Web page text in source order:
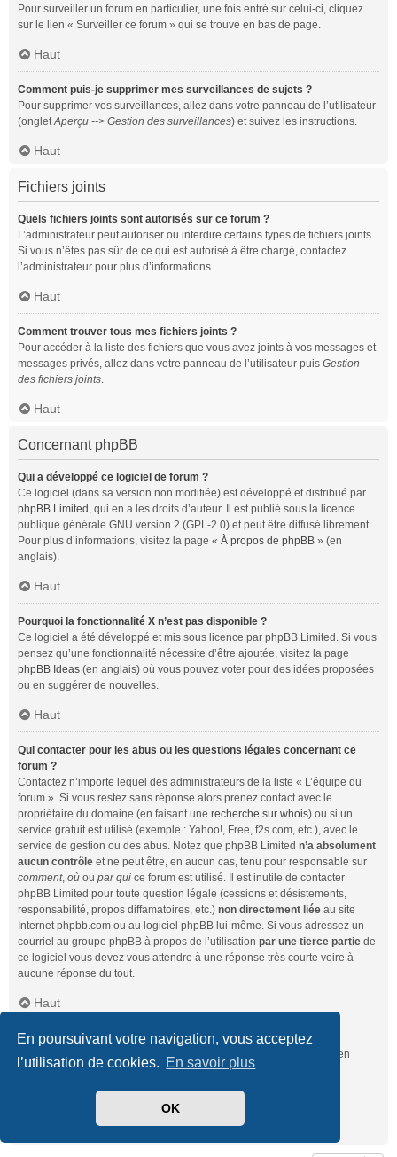
En poursuivant votre navigation, vous acceptez
l’utilisation de cookies. En savoir plus
OK
Pour surveiller un forum en particulier, une fois entré sur celui-ci, cliquez
sur le lien « Surveiller ce forum » qui se trouve en bas de page.
Haut
Comment puis-je supprimer mes surveillances de sujets ?
Pour supprimer vos surveillances, allez dans votre panneau de l’utilisateur
(ongletAperçu --> Gestion des surveillances) et suivez les instructions.
Haut
Fichiers joints
Quels fichiers joints sont autorisés sur ce forum ?
L’administrateur peut autoriser ou interdire certains types de fichiers joints.
Si vous n’êtes pas sûr de ce qui est autorisé à être chargé, contactez
l’administrateur pour plus d’informations.
Haut
Comment trouver tous mes fichiers joints ?
Pour accéder à la liste des fichiers que vous avez joints à vos messages et
messages privés, allez dans votre panneau de l’utilisateur puis Gestion
des fichiers joints.
Haut
Concernant phpBB
Qui a développé ce logiciel de forum ?
Ce logiciel (dans sa version non modifiée) est développé et distribué par
phpBB Limited , qui en a les droits d’auteur. Il est publié sous la licence
publique générale GNU version 2 (GPL-2.0) et peut être diffusé librement.
Pour plus d’informations, visitez la page « À propos de phpBB » (en
anglais).
Haut
Pourquoi la fonctionnalité X n’est pas disponible ?
Ce logiciel a été développé et mis sous licence par phpBB Limited. Si vous
pensez qu’une fonctionnalité nécessite d’être ajoutée, visitez la page
phpBB Ideas (en anglais) où vous pouvez voter pour des idées proposées
ou en suggérer de nouvelles.
Haut
Qui contacter pour les abus ou les questions légales concernant ce
forum ?
Contactez n’importe lequel des administrateurs de la liste « L’équipe du
forum ». Si vous restez sans réponse alors prenez contact avec le
propriétaire du domaine (en faisant une recherche sur whois) ou si un
service gratuit est utilisé (exemple : Yahoo!, Free, f2s.com, etc.), avec le
service de gestion ou des abus. Notez que phpBB Limited n’a absolument
aucun contrôle et ne peut être, en aucun cas, tenu pour responsable sur
comment, où ou par qui ce forum est utilisé. Il est inutile de contacter
phpBB Limited pour toute question légale (cessions et désistements,
responsabilité, propos diffamatoires, etc.) non directement liée au site
Internet phpbb.com ou au logiciel phpBB lui-même. Si vous adressez un
courriel au groupe phpBB à propos de l’utilisation par une tierce partie de
ce logiciel vous devez vous attendre à une réponse très courte voire à
aucune réponse du tout.
Haut
Comment puis-je contacter un administrateur du forum ?
Pour l’ensemble des utilisateurs du forum, vous pouvez utiliser le lien
« Nous contacter », si ce dernier a été activé par un administrateur.